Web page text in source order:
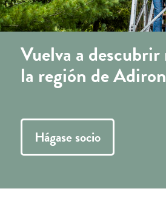
Vuelva a descubrir
la región de
Hágase socio